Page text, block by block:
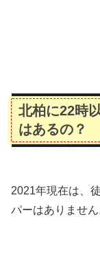
北柏に22時
はあるの？
2021年現在は、
パーはありません